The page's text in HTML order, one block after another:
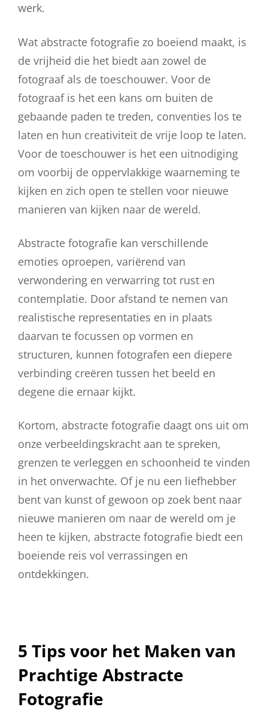
werk.
Wat abstracte fotografie zo boeiend maakt, is
de vrijheid die het biedt aan zowel de
fotograaf als de toeschouwer. Voor de
fotograaf is het een kans om buiten de
gebaande paden te treden, conventies los te
laten en hun creativiteit de vrije loop te laten.
Voor de toeschouwer is het een uitnodiging
om voorbij de oppervlakkige waarneming te
kijken en zich open te stellen voor nieuwe
manieren van kijken naar de wereld.
Abstracte fotografie kan verschillende
emoties oproepen, variërend van
verwondering en verwarring tot rust en
contemplatie. Door afstand te nemen van
realistische representaties en in plaats
daarvan te focussen op vormen en
structuren, kunnen fotografen een diepere
verbinding creëren tussen het beeld en
degene die ernaar kijkt.
Kortom, abstracte fotografie daagt ons uit om
onze verbeeldingskracht aan te spreken,
grenzen te verleggen en schoonheid te vinden
in het onverwachte. Of je nu een liefhebber
bent van kunst of gewoon op zoek bent naar
nieuwe manieren om naar de wereld om je
heen te kijken, abstracte fotografie biedt een
boeiende reis vol verrassingen en
ontdekkingen.
5 Tips voor het Maken van
Prachtige Abstracte
Fotografie